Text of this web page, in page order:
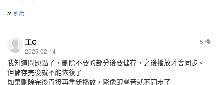
引用
5 樓
王O
2025-02-14
我知道問題點了，刪除不要的部分後要儲存，之後播放才會同步。
但儲存完後就不能恢復了
如果刪除完後直接再重新播放，影像跟聲音就不同步了